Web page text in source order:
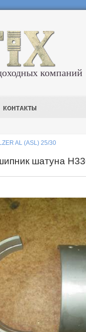
компаний
AL (ASL) 25/30
шатуна